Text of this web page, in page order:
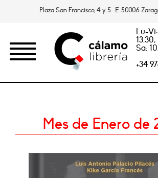
Plaza San Francisco, 4 y 5. E-50006
Lu-
Sa:
+34
Mes de Enero de